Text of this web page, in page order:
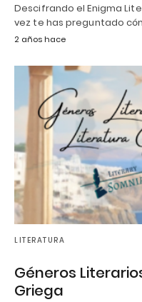
Descifrando el Enigma
vez te has preguntado
2 años hace
LITERATURA
Géneros
Griega